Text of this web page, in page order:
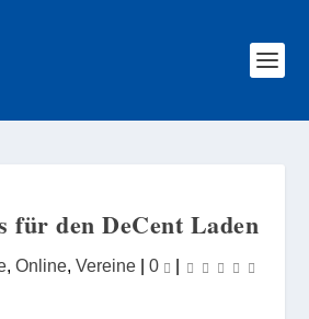
für den DeCent Laden
, Online, Vereine | 0 |